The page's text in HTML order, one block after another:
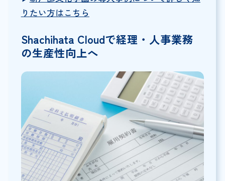
りたい方はこちら
Shachihata Cloudで経理・人事業務
の生産性向上へ